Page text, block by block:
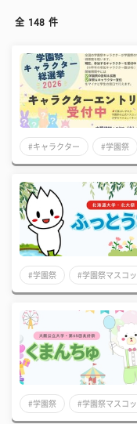
全 148 件
#キャラクター #学園祭
#学園祭 #学園祭マスコ
#学園祭 #学園祭マスコ